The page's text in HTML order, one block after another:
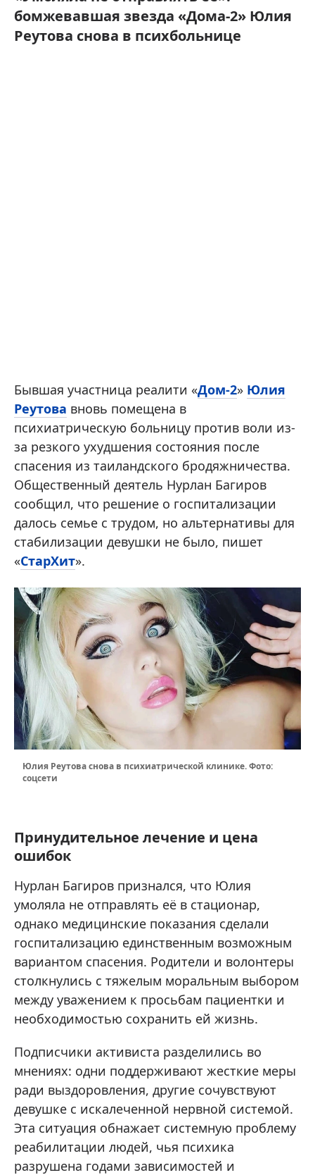
бомжевавшая звезда «Дома-2» Юлия
Реутова снова в психбольнице
Бывшая участница реалити «Дом-2» Юлия
Реутова вновь помещена в
психиатрическую больницу против воли из-
за резкого ухудшения состояния после
спасения из таиландского бродяжничества.
Общественный деятель Нурлан Багиров
сообщил, что решение о госпитализации
далось семье с трудом, но альтернативы для
стабилизации девушки не было, пишет
«СтарХит».
Юлия Реутова снова в психиатрической клинике. Фото:
соцсети
Принудительное лечение и цена
ошибок
Нурлан Багиров признался, что Юлия
умоляла не отправлять её в стационар,
однако медицинские показания сделали
госпитализацию единственным возможным
вариантом спасения. Родители и волонтеры
столкнулись с тяжелым моральным выбором
между уважением к просьбам пациентки и
необходимостью сохранить ей жизнь.
Подписчики активиста разделились во
мнениях: одни поддерживают жесткие меры
ради выздоровления, другие сочувствуют
девушке с искалеченной нервной системой.
Эта ситуация обнажает системную проблему
реабилитации людей, чья психика
разрушена годами зависимостей и